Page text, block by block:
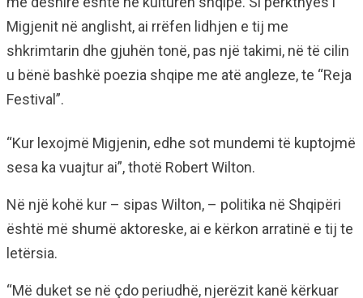
Migjenit në anglisht, ai rrëfen lidhjen e tij me
shkrimtarin dhe gjuhën tonë, pas një takimi, në të cilin
u bënë bashkë poezia shqipe me atë angleze, te “Reja
Festival”.
“Kur lexojmë Migjenin, edhe sot mundemi të kuptojmë
sesa ka vuajtur ai”, thotë Robert Wilton.
Në një kohë kur – sipas Wilton, – politika në Shqipëri
është më shumë aktoreske, ai e kërkon arratinë e tij te
letërsia.
“Më duket se në çdo periudhë, njerëzit kanë kërkuar